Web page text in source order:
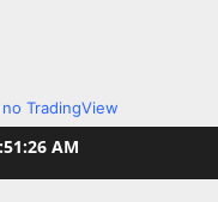
TradingView
AM